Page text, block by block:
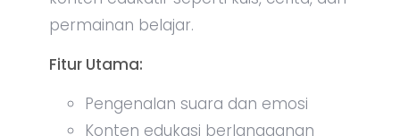
permainan belajar.
Fitur Utama:
Pengenalan suara dan emosi
Konten edukasi berlangganan